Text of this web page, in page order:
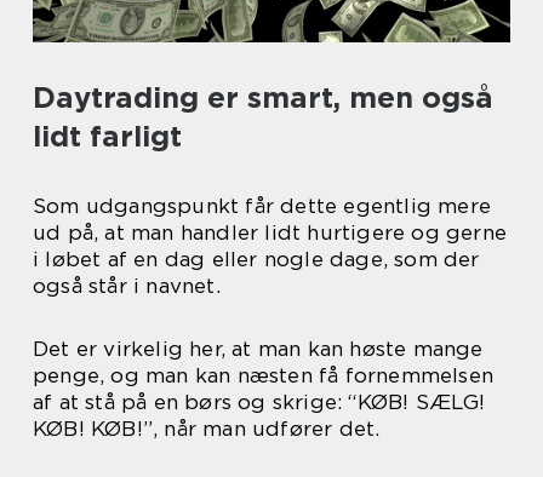
Daytrading er smart, men også
lidt farligt
Som udgangspunkt får dette egentlig mere
ud på, at man handler lidt hurtigere og gerne
i løbet af en dag eller nogle dage, som der
også står i navnet.
Det er virkelig her, at man kan høste mange
penge, og man kan næsten få fornemmelsen
af at stå på en børs og skrige: “KØB! SÆLG!
KØB! KØB!”, når man udfører det.